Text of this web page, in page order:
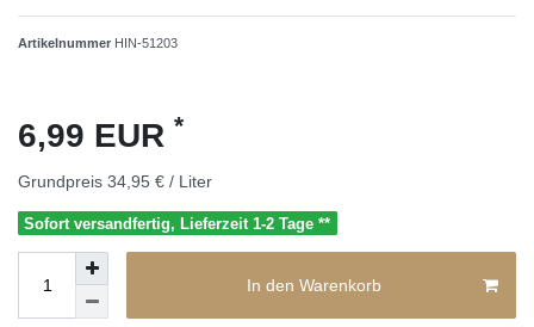
Artikelnummer HIN-51203
6,99 EUR *
Grundpreis 34,95 € / Liter
Sofort versandfertig, Lieferzeit 1-2 Tage **
In den Warenkorb